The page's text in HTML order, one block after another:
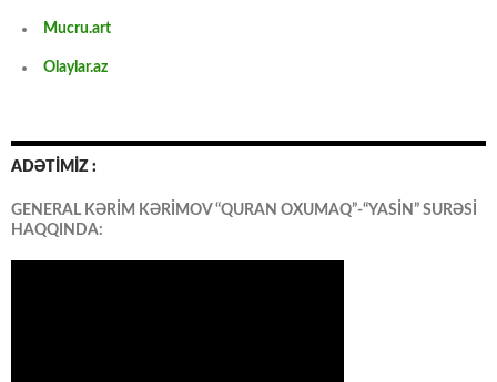
Mucru.art
Olaylar.az
ADƏTİMİZ :
GENERAL KƏRİM KƏRİMOV “QURAN OXUMAQ”-“YASİN” SURƏSİ
HAQQINDA: